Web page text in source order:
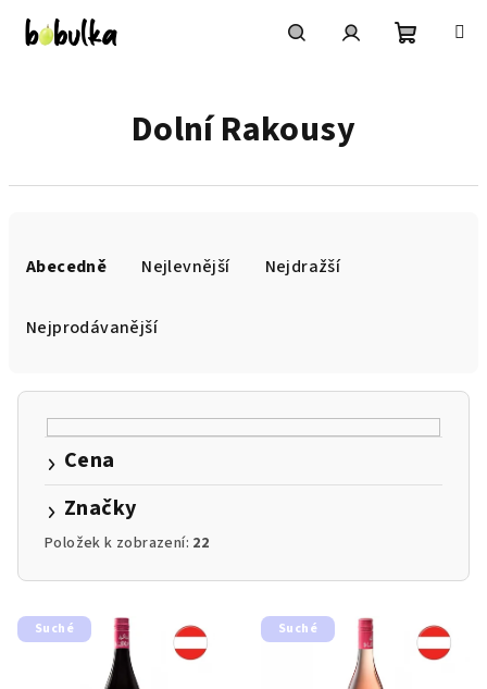
obsah
Dolní Rakousy
k
ů
Abecedně Nejlevnější Nejdražší
Nejprodávanější
Cena
Značky
Položek k zobrazení: 22
V
ý
Suché Suché